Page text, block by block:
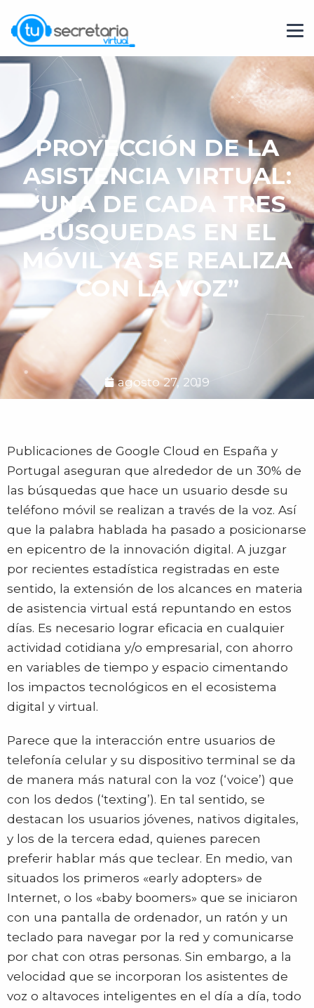
PROYECCIÓN DE LA
ASISTENCIA VIRTUAL:
“UNA DE CADA TRES
BÚSQUEDAS EN EL
MÓVIL YA SE REALIZA
CON LA VOZ”
agosto 27, 2019
Publicaciones de Google Cloud en España y
Portugal aseguran que alrededor de un 30% de
las búsquedas que hace un usuario desde su
teléfono móvil se realizan a través de la voz. Así
que la palabra hablada ha pasado a posicionarse
en epicentro de la innovación digital. A juzgar
por recientes estadística registradas en este
sentido, la extensión de los alcances en materia
de asistencia virtual está repuntando en estos
días. Es necesario lograr eficacia en cualquier
actividad cotidiana y/o empresarial, con ahorro
en variables de tiempo y espacio cimentando
los impactos tecnológicos en el ecosistema
digital y virtual.
Parece que la interacción entre usuarios de
telefonía celular y su dispositivo terminal se da
de manera más natural con la voz (‘voice’) que
con los dedos (‘texting’). En tal sentido, se
destacan los usuarios jóvenes, nativos digitales,
y los de la tercera edad, quienes parecen
preferir hablar más que teclear. En medio, van
situados los primeros «early adopters» de
Internet, o los «baby boomers» que se iniciaron
con una pantalla de ordenador, un ratón y un
teclado para navegar por la red y comunicarse
por chat con otras personas. Sin embargo, a la
velocidad que se incorporan los asistentes de
voz o altavoces inteligentes en el día a día, todo